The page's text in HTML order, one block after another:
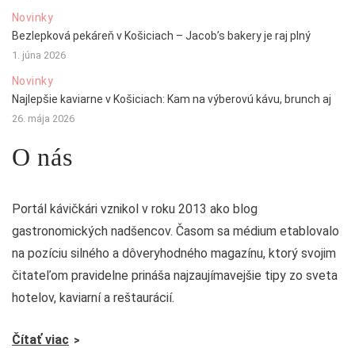
Novinky
Bezlepková pekáreň v Košiciach – Jacob’s bakery je raj plný
1. júna 2026
Novinky
Najlepšie kaviarne v Košiciach: Kam na výberovú kávu, brunch aj
26. mája 2026
O nás
Portál kávičkári vznikol v roku 2013 ako blog
gastronomických nadšencov. Časom sa médium etablovalo
na pozíciu silného a dôveryhodného magazínu, ktorý svojim
čitateľom pravidelne prináša najzaujímavejšie tipy zo sveta
hotelov, kaviarní a reštaurácií.
Čítať viac